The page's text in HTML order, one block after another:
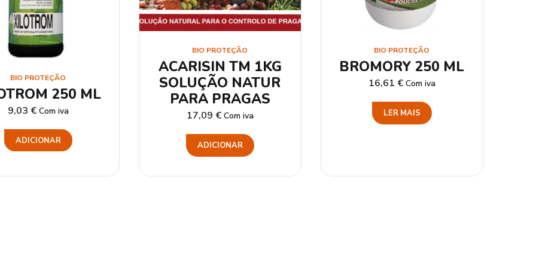
BIO PROTEÇÃO
250 ML
9,03 € Com iva
ADICIONAR
BIO PROTEÇÃO
ACARISIN TM 1KG
SOLUÇÃO NATUR
PARA PRAGAS
17,09 € Com iva
ADICIONAR
BIO PROTEÇÃO
BROMORY 250 ML
16,61 € Com iva
LER MAIS